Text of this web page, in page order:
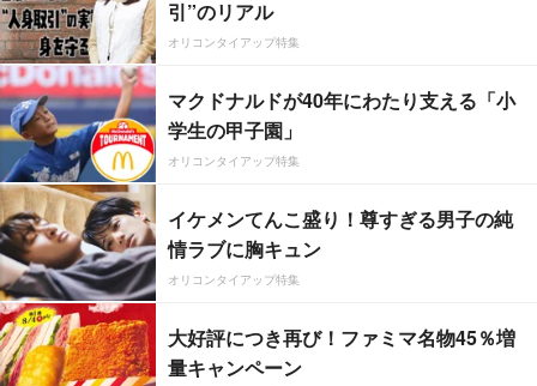
引”のリアル
オリコンタイアップ特集
マクドナルドが40年にわたり支える「小
学生の甲子園」
オリコンタイアップ特集
イケメンてんこ盛り！尊すぎる男子の純
情ラブに胸キュン
オリコンタイアップ特集
大好評につき再び！ファミマ名物45％増
量キャンペーン